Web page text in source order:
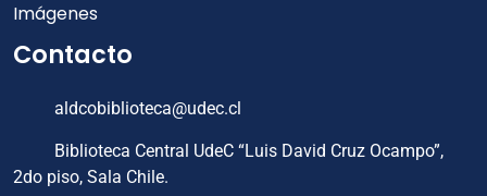
Imágenes
Contacto
aldcobiblioteca@udec.cl
Biblioteca Central UdeC “Luis David Cruz Ocampo”,
2do piso, Sala Chile.